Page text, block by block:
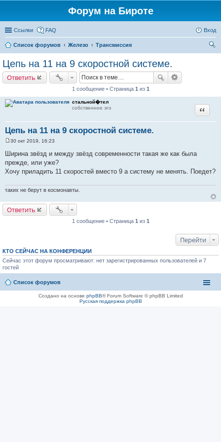
Форум на Бироте
Ссылки FAQ Вход
Список форумов Железо
Трансмиссия
Цепь на 11 на 9 скоростной системе.
Ответить
1 сообщение • Страница 1 из 1
стальной�тел
собственное эго
Цепь на 11 на 9 скоростной системе.
Цитата
о
б
е
и
е
30 окт 2019, 16:23
Ширина звёзд и между звёзд современности такая же как была
прежде, или уже?
Хочу приладить 11 скоростей вместо 9 а систему не менять. Поедет?
таких не берут в космонавты.
Ответить
1 сообщение • Страница 1 из 1
Перейти
КТО СЕЙЧАС НА КОНФЕРЕНЦИИ
Сейчас этот форум просматривают: нет зарегистрированных пользователей и 7
гостей
Список форумов
Создано на основе phpBB® Forum Software © phpBB Limited
Русская поддержка phpBB